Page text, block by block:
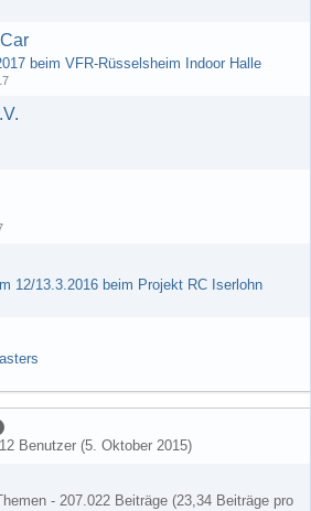
beim VFR-Rüsselsheim Indoor Halle
12/13.3.2016 beim Projekt RC Iserlohn
Benutzer (5. Oktober 2015)
- 207.022 Beiträge (23,34 Beiträge pro